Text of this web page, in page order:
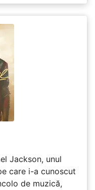
Jackson, unul
care i-a cunoscut
de muzică,